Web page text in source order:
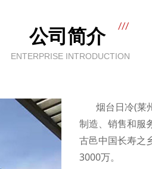
公司简介
ENTERPRISE INTRODUCTION
烟台日冷(莱
制造、销售和服
古邑中国长寿之
3000万。